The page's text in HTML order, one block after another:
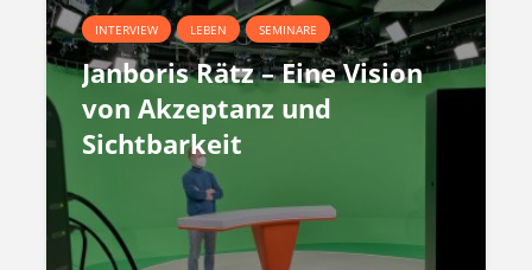
INTERVIEW LEBEN SEMINARE
Janboris Rätz – Eine Vision
von Akzeptanz und
Sichtbarkeit